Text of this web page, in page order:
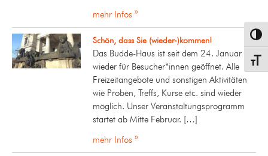
mehr Infos »
Schön, dass Sie (wieder-)kommen!
Das Budde-Haus ist seit dem 24. Januar
wieder für Besucher*innen geöffnet. Alle
Freizeitangebote und sonstigen Aktivitäten
wie Proben, Treffs, Kurse etc. sind wieder
möglich. Unser Veranstaltungsprogramm
startet ab Mitte Februar. […]
mehr Infos »